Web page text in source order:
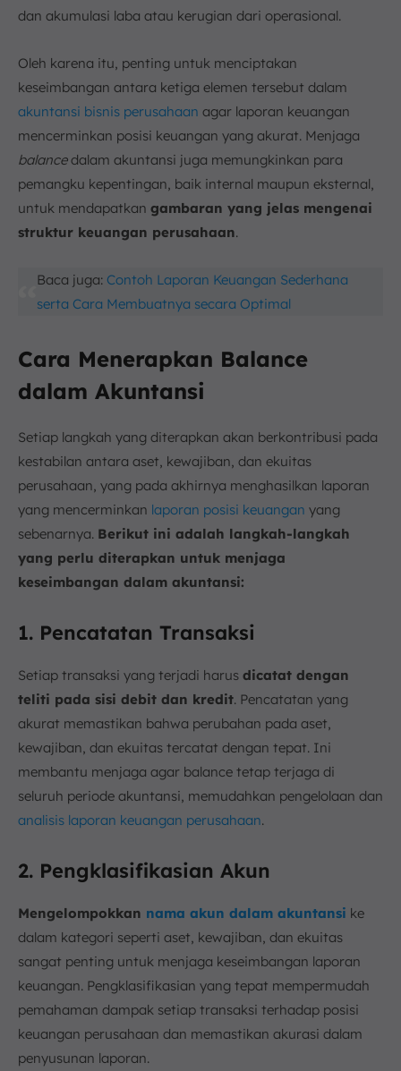
dan akumulasi laba atau kerugian dari operasional.
Oleh karena itu, penting untuk menciptakan
keseimbangan antara ketiga elemen tersebut dalam
akuntansi bisnis perusahaan agar laporan keuangan
mencerminkan posisi keuangan yang akurat. Menjaga
balancedalam akuntansi juga memungkinkan para
pemangku kepentingan, baik internal maupun eksternal,
untuk mendapatkan gambaran yang jelas mengenai
struktur keuangan perusahaan.
Baca juga: Contoh Laporan Keuangan Sederhana
serta Cara Membuatnya secara Optimal
Cara Menerapkan Balance
dalam Akuntansi
Setiap langkah yang diterapkan akan berkontribusi pada
kestabilan antara aset, kewajiban, dan ekuitas
perusahaan, yang pada akhirnya menghasilkan laporan
yang mencerminkan laporan posisi keuangan yang
sebenarnya. Berikut ini adalah langkah-langkah
yang perlu diterapkan untuk menjaga
keseimbangan dalam akuntansi:
1. Pencatatan Transaksi
Setiap transaksi yang terjadi harus dicatat dengan
teliti pada sisi debit dan kredit. Pencatatan yang
akurat memastikan bahwa perubahan pada aset,
kewajiban, dan ekuitas tercatat dengan tepat. Ini
membantu menjaga agar balance tetap terjaga di
seluruh periode akuntansi, memudahkan pengelolaan dan
analisis laporan keuangan perusahaan.
2. Pengklasifikasian Akun
Mengelompokkan nama akun dalam akuntansi ke
dalam kategori seperti aset, kewajiban, dan ekuitas
sangat penting untuk menjaga keseimbangan laporan
keuangan. Pengklasifikasian yang tepat mempermudah
pemahaman dampak setiap transaksi terhadap posisi
keuangan perusahaan dan memastikan akurasi dalam
penyusunan laporan.